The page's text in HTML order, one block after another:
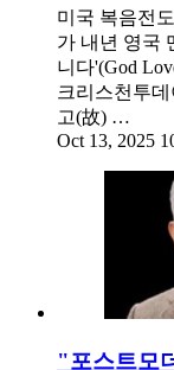
미국 복음전
가 내년 영국
니다'(God
크리스천투
고(故) …
Oct 13, 2025
"포스트모